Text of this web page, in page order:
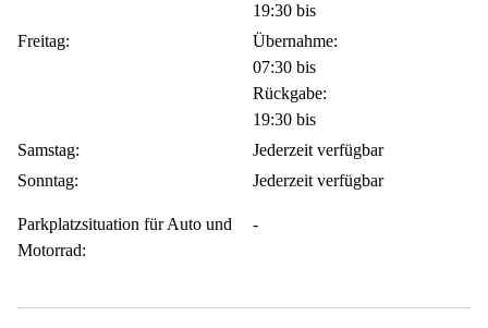
19:30 bis
Freitag:
Übernahme:
07:30 bis
Rückgabe:
19:30 bis
Samstag:
Jederzeit verfügbar
Sonntag:
Jederzeit verfügbar
Parkplatzsituation für Auto und
Motorrad:
-